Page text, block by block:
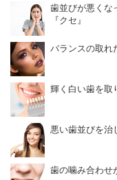
歯並びが悪くな
『クセ』
バランスの取れ
輝く白い歯を取
悪い歯並びを治
歯の噛み合わせ